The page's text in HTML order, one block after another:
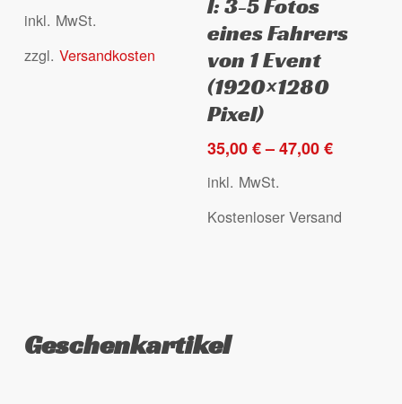
Varianten
auf.
inkl. MwSt.
zzgl. Versandkosten
mehrere
Varianten
auf.
Die
Optionen
auf
der
Produktseite
l: 3-5 Fotos
eines Fahrers
von 1 Event
(1920×1280
Pixel)
35,00€–47,00€
inkl. MwSt.
Kostenloser Versand
Geschenkartikel